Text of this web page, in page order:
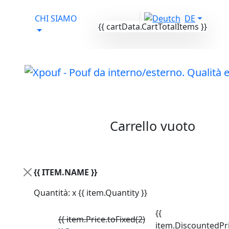
{{ cartData.CartTotalItems }}
Carrello vuoto
{{ ITEM.NAME }}
Quantità: x {{ item.Quantity }}
{{ item.Price.toFixed(2)
{{
CHI SIAMO DE
Attivo da lun-ven
PRODOTTI/Active Memory Pouf